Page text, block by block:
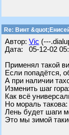
Re: Винт
Автор: Vic (---
Дата: 05-12-02
Применял такой
Если попадётся,
А при наличии
Изменить шаг
Как всё
Но мораль такова:
Лень будет шаги
Это мы зимой